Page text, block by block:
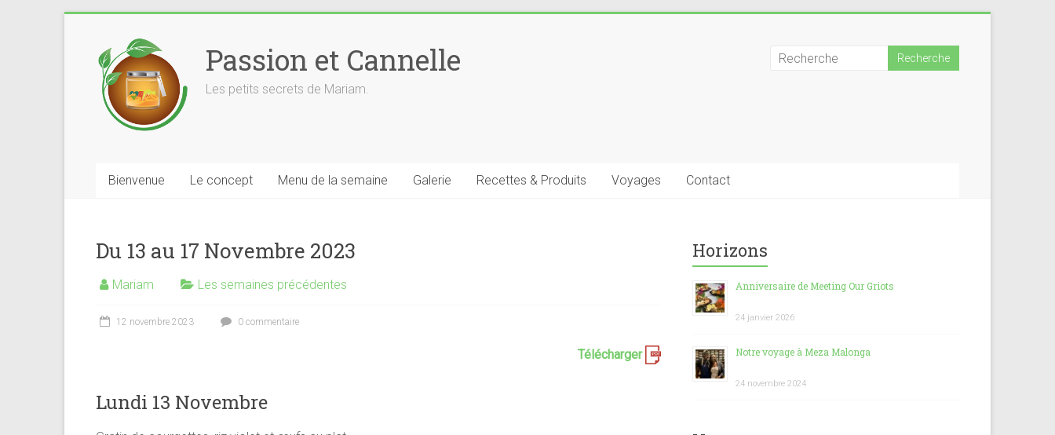
content
Passion et Cannelle
Les petits secrets de Mariam.
Bienvenue Le concept Menu de la semaine Galerie Recettes & Produits Voyages Contact
Du 13 au 17 Novembre 2023
Mariam Les semaines précédentes
12 novembre 2023 0 commentaire
Télécharger
Lundi 13 Novembre
Horizons
Anniversaire de Meeting Our Griots
24 janvier 2026
Notre voyage à Meza Malonga
24 novembre 2024